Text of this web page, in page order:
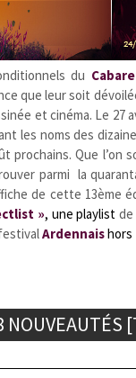
du
que leur soit
et cinéma. Le 27
les noms des
prochains. Que l’on
parmi la
de cette 13ème
», une playlist de
Ardennaishors
NOUVEAUTÉS